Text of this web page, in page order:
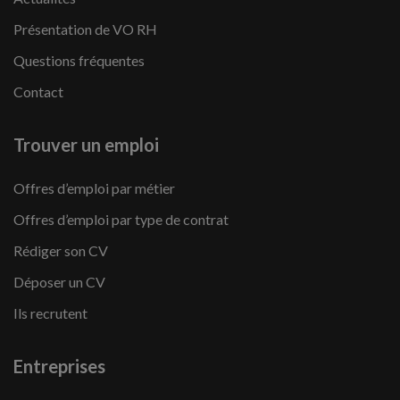
Présentation de VO RH
Questions fréquentes
Contact
Trouver un emploi
Offres d’emploi par métier
Offres d’emploi par type de contrat
Rédiger son CV
Déposer un CV
Ils recrutent
Entreprises